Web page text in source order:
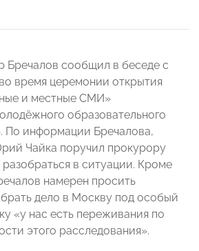
Бречалов сообщил в беседе с
время церемонии открытия
и местные СМИ»
образовательного
По информации Бречалова,
Чайка поручил прокурору
в ситуации. Кроме
намерен просить
дело в Москву под особый
«у нас есть переживания по
этого расследования».